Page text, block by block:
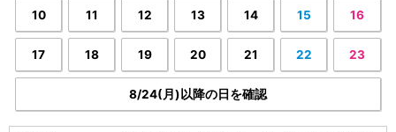
10 11 12 13 14 15 16
17 18 19 20 21 22 23
8/24(月)以降の日を確認